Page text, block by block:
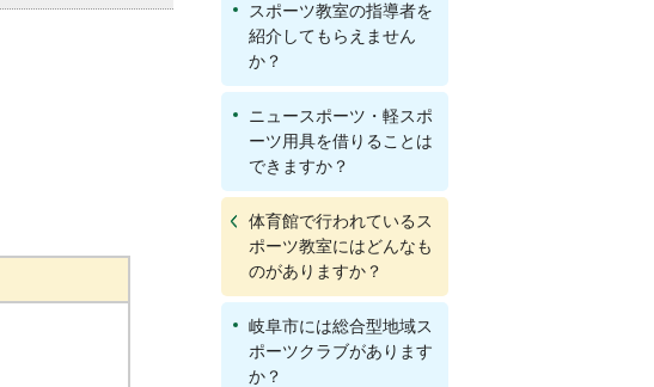
スポーツ教室の指導者を
紹介してもらえません
か？
ニュースポーツ・軽スポ
ーツ用具を借りることは
できますか？
体育館で行われているス
ポーツ教室にはどんなも
のがありますか？
岐阜市には総合型地域ス
ポーツクラブがあります
か？